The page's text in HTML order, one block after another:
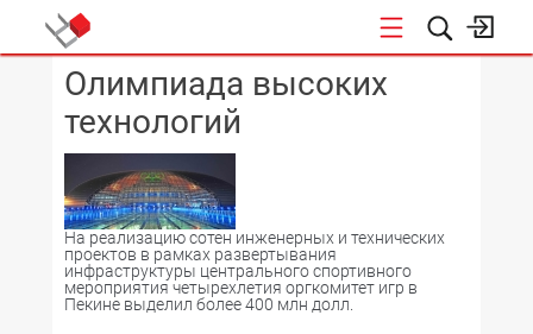
КОНФЕРЕНЦИИ
Олимпиада высоких
технологий
На реализацию сотен инженерных и технических
проектов в рамках развертывания
инфраструктуры центрального спортивного
мероприятия четырехлетия оргкомитет игр в
Пекине выделил более 400 млн долл.